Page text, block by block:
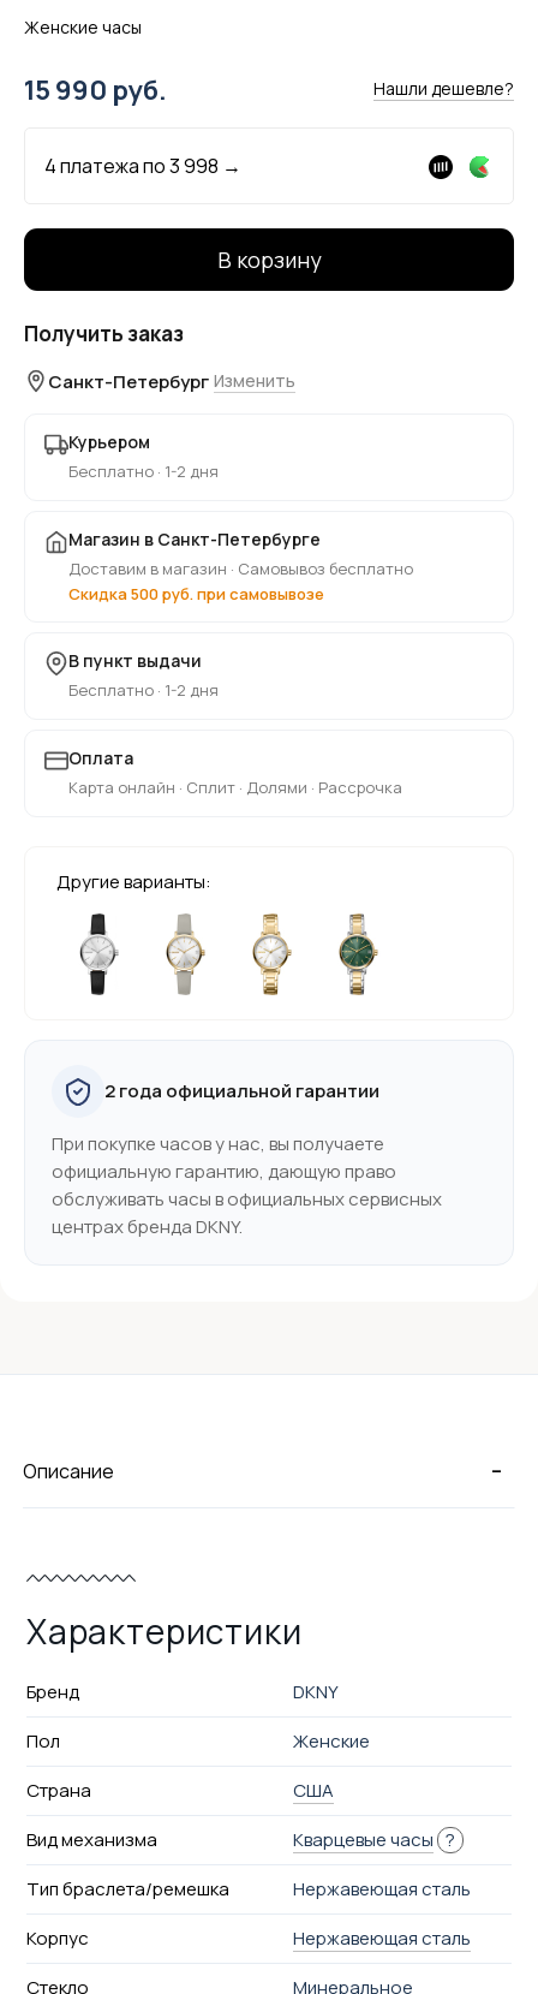
Женские часы
15 990 руб. Нашли дешевле?
4 платежа по3 998 →
В корзину
Получить заказ
Санкт-Петербург Изменить
Курьером
Бесплатно · 1-2 дня
Магазин в Санкт-Петербурге
Доставим в магазин · Самовывоз бесплатно
Скидка 500 руб. при самовывозе
В пункт выдачи
Бесплатно · 1-2 дня
Оплата
Карта онлайн · Сплит · Долями · Рассрочка
Другие варианты:
2 года официальной гарантии
При покупке часов у нас, вы получаете
официальную гарантию, дающую право
обслуживать часы в официальных сервисных
центрах бренда DKNY.
-
Описание
Характеристики
Бренд
DKNY
Пол
Женские
Страна
США
Вид механизма
Кварцевые часы ?
Тип браслета/ремешка
Нержавеющая сталь
Корпус
Нержавеющая сталь
Стекло
Минеральное